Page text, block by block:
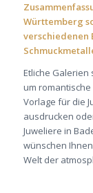
Württemberg
verschiedenen
Etliche
um romantische
Vorlage für die
ausdrucken
Juweliere in
wünschen
Welt der